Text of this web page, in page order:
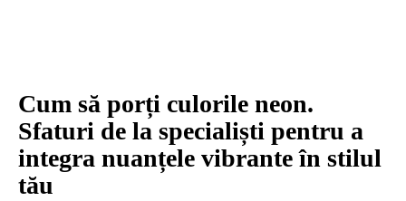
Cum să porți culorile neon.
Sfaturi de la specialiști pentru a
integra nuanțele vibrante în stilul
tău